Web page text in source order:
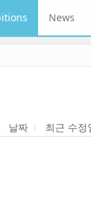
News
날짜 최근 수정